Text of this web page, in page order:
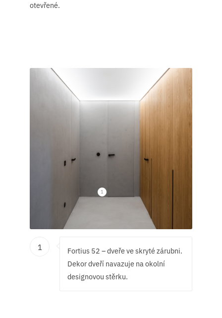
otevřené.
1
1
Fortius 52 – dveře ve skryté zárubni.
Dekor dveří navazuje na okolní
designovou stěrku.